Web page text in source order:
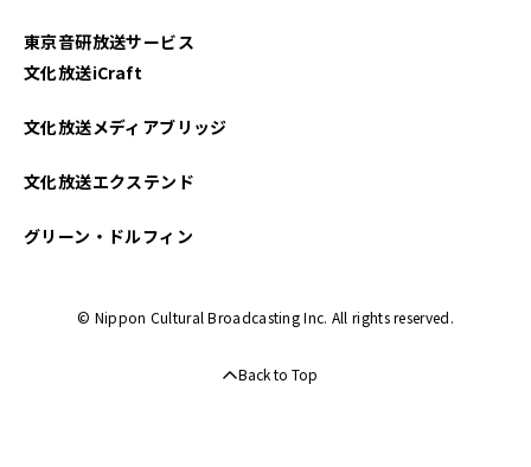
東京音研放送サービス
文化放送iCraft
文化放送メディアブリッジ
文化放送エクステンド
グリーン・ドルフィン
© Nippon Cultural Broadcasting Inc. All rights reserved.
Back to Top